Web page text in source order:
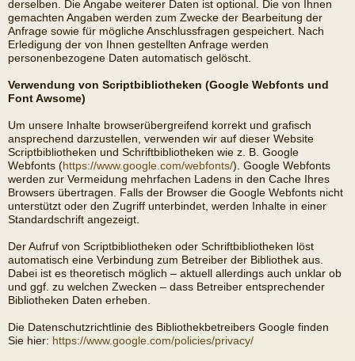
derselben. Die Angabe weiterer Daten ist optional. Die von Ihnen
gemachten Angaben werden zum Zwecke der Bearbeitung der
Anfrage sowie für mögliche Anschlussfragen gespeichert. Nach
Erledigung der von Ihnen gestellten Anfrage werden
personenbezogene Daten automatisch gelöscht.
Verwendung von Scriptbibliotheken (Google Webfonts und
Font Awsome)
Um unsere Inhalte browserübergreifend korrekt und grafisch
ansprechend darzustellen, verwenden wir auf dieser Website
Scriptbibliotheken und Schriftbibliotheken wie z. B. Google
Webfonts (https://www.google.com/webfonts/). Google Webfonts
werden zur Vermeidung mehrfachen Ladens in den Cache Ihres
Browsers übertragen. Falls der Browser die Google Webfonts nicht
unterstützt oder den Zugriff unterbindet, werden Inhalte in einer
Standardschrift angezeigt.
Der Aufruf von Scriptbibliotheken oder Schriftbibliotheken löst
automatisch eine Verbindung zum Betreiber der Bibliothek aus.
Dabei ist es theoretisch möglich – aktuell allerdings auch unklar ob
und ggf. zu welchen Zwecken – dass Betreiber entsprechender
Bibliotheken Daten erheben.
Die Datenschutzrichtlinie des Bibliothekbetreibers Google finden
Sie hier: https://www.google.com/policies/privacy/